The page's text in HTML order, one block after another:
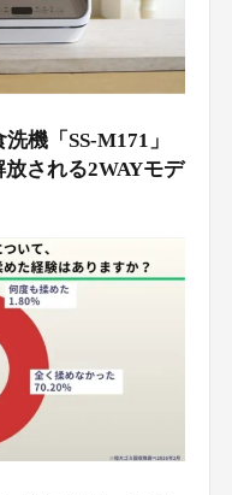
機「SS-M171」
される2WAYモデ